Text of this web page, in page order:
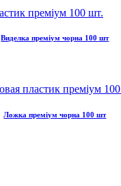
Виделка преміум чорна 100 шт
Ложка преміум чорна 100 шт